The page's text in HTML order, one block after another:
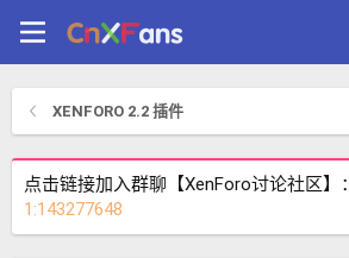
XENFORO 2.2 插件
点击链接加入群聊【XenForo讨论社区】：
1:143277648